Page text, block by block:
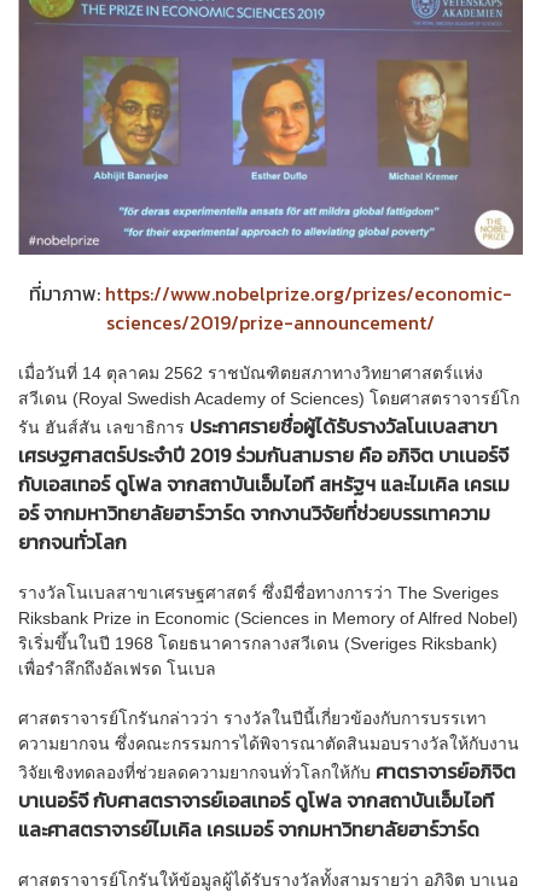
ที่มาภาพ: https://www.nobelprize.org/prizes/economic-
sciences/2019/prize-announcement/
เมื่อวันที่ 14 ตุลาคม 2562 ราชบัณฑิตยสภาทางวิทยาศาสตร์แห่ง
สวีเดน (Royal Swedish Academy of Sciences) โดยศาสตราจารย์โก
รัน ฮันส์สัน เลขาธิการ ประกาศรายชื่อผู้ได้รับรางวัลโนเบลสาขา
เศรษฐศาสตร์ประจำปี 2019 ร่วมกันสามราย คือ อภิจิต บาเนอร์จี
กับเอสเทอร์ ดูโฟล จากสถาบันเอ็มไอที สหรัฐฯ และไมเคิล เครเม
อร์ จากมหาวิทยาลัยฮาร์วาร์ด จากงานวิจัยที่ช่วยบรรเทาความ
ยากจนทั่วโลก
รางวัลโนเบลสาขาเศรษฐศาสตร์ ซึ่งมีชื่อทางการว่า The Sveriges
Riksbank Prize in Economic (Sciences in Memory of Alfred Nobel)
ริเริ่มขึ้นในปี 1968 โดยธนาคารกลางสวีเดน (Sveriges Riksbank)
เพื่อรำลึกถึงอัลเฟรด โนเบล
ศาสตราจารย์โกรันกล่าวว่า รางวัลในปีนี้เกี่ยวข้องกับการบรรเทา
ความยากจน ซึ่งคณะกรรมการได้พิจารณาตัดสินมอบรางวัลให้กับงาน
วิจัยเชิงทดลองที่ช่วยลดความยากจนทั่วโลกให้กับ ศาตราจารย์อภิจิต
บาเนอร์จี กับศาสตราจารย์เอสเทอร์ ดูโฟล จากสถาบันเอ็มไอที
และศาสตราจารย์ไมเคิล เครเมอร์ จากมหาวิทยาลัยฮาร์วาร์ด
ศาสตราจารย์โกรันให้ข้อมูลผู้ได้รับรางวัลทั้งสามรายว่า อภิจิต บาเนอ